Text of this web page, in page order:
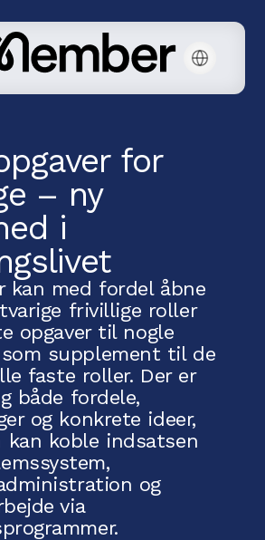
for
– ny
i
kan med fordel åbne
frivillige roller
opgaver til nogle
som supplement til de
faste roller. Der er
både fordele,
og konkrete ideer,
kan koble indsatsen
og
via